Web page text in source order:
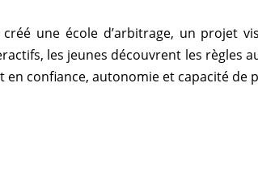
une école d’arbitrage, un projet
les jeunes découvrent les règles
confiance, autonomie et capacité de